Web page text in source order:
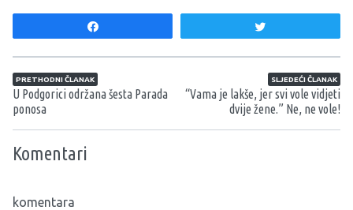
Navigacija članaka
PRETHODNI ČLANAK
U Podgorici održana šesta Parada
ponosa
SLJEDEĆI ČLANAK
“Vama je lakše, jer svi vole vidjeti
dvije žene.” Ne, ne vole!
Komentari
komentara